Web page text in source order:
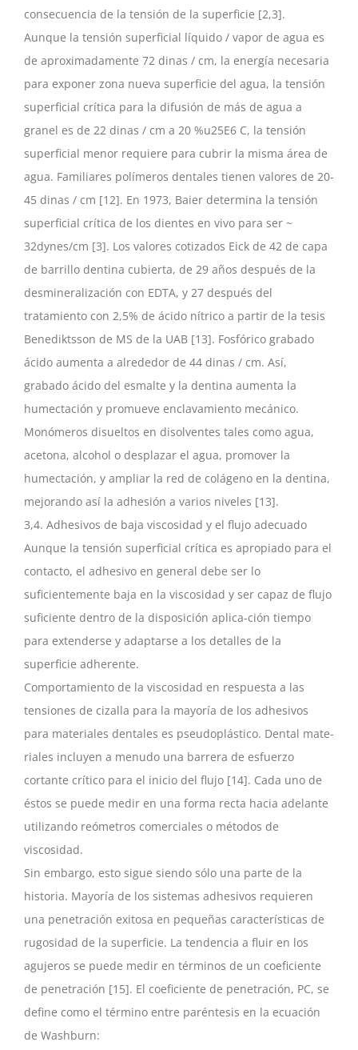
consecuencia de la tensión de la superficie [2,3].
Aunque la tensión superficial líquido / vapor de agua es
de aproximadamente 72 dinas / cm, la energía necesaria
para exponer zona nueva superficie del agua, la tensión
superficial crítica para la difusión de más de agua a
granel es de 22 dinas / cm a 20 %u25E6 C, la tensión
superficial menor requiere para cubrir la misma área de
agua. Familiares polímeros dentales tienen valores de 20-
45 dinas / cm [12]. En 1973, Baier determina la tensión
superficial crítica de los dientes en vivo para ser ~
32dynes/cm [3]. Los valores cotizados Eick de 42 de capa
de barrillo dentina cubierta, de 29 años después de la
desmineralización con EDTA, y 27 después del
tratamiento con 2,5% de ácido nítrico a partir de la tesis
Benediktsson de MS de la UAB [13]. Fosfórico grabado
ácido aumenta a alrededor de 44 dinas / cm. Así,
grabado ácido del esmalte y la dentina aumenta la
humectación y promueve enclavamiento mecánico.
Monómeros disueltos en disolventes tales como agua,
acetona, alcohol o desplazar el agua, promover la
humectación, y ampliar la red de colágeno en la dentina,
mejorando así la adhesión a varios niveles [13].
3,4. Adhesivos de baja viscosidad y el flujo adecuado
Aunque la tensión superficial crítica es apropiado para el
contacto, el adhesivo en general debe ser lo
suficientemente baja en la viscosidad y ser capaz de flujo
suficiente dentro de la disposición aplica-ción tiempo
para extenderse y adaptarse a los detalles de la
superficie adherente.
Comportamiento de la viscosidad en respuesta a las
tensiones de cizalla para la mayoría de los adhesivos
para materiales dentales es pseudoplástico. Dental mate-
riales incluyen a menudo una barrera de esfuerzo
cortante crítico para el inicio del flujo [14]. Cada uno de
éstos se puede medir en una forma recta hacia adelante
utilizando reómetros comerciales o métodos de
viscosidad.
Sin embargo, esto sigue siendo sólo una parte de la
historia. Mayoría de los sistemas adhesivos requieren
una penetración exitosa en pequeñas características de
rugosidad de la superficie. La tendencia a fluir en los
agujeros se puede medir en términos de un coeficiente
de penetración [15]. El coeficiente de penetración, PC, se
define como el término entre paréntesis en la ecuación
de Washburn: